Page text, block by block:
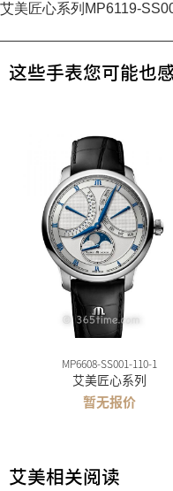
艾美匠心系列MP6119-
这些手表您可能也
MP6608-SS001-110-1
艾美匠心系列
暂无报价
艾美相关阅读